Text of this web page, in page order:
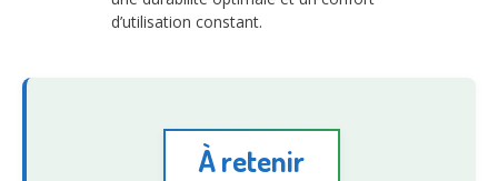
d’utilisation constant.
À retenir